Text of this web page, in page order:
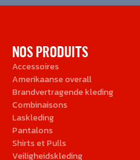
NOS PRODUITS
Accessoires
Amerikaanse overall
Brandvertragende kleding
Combinaisons
Laskleding
Pantalons
Shirts et Pulls
Veiligheidskleding